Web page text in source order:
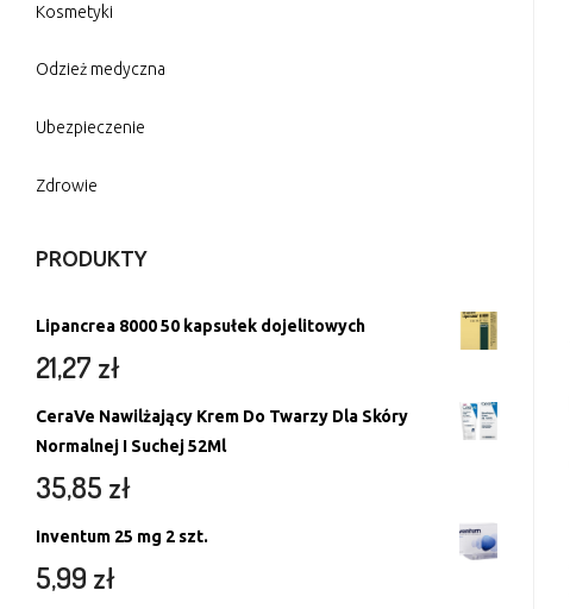
Kosmetyki
Odzież medyczna
Ubezpieczenie
Zdrowie
PRODUKTY
Lipancrea 8000 50 kapsułek dojelitowych
21,27 zł
CeraVe Nawilżający Krem Do Twarzy Dla Skóry
Normalnej I Suchej 52Ml
35,85 zł
Inventum 25 mg 2 szt.
5,99 zł